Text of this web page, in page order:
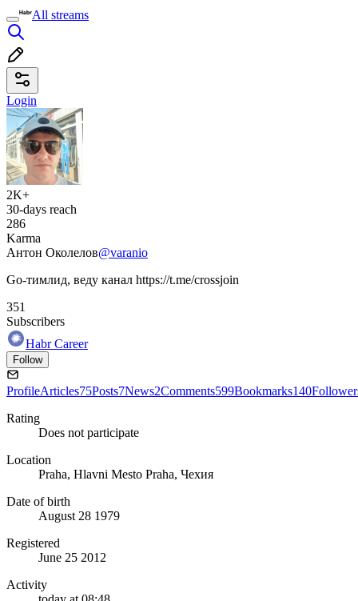
All streams
Login
2K+
30-days reach
286
Karma
Антон Околелов@varanio
Go-тимлид, веду канал https://t.me/crossjoin
351
Subscribers
Habr Career
Follow
ProfileArticles75Posts7News2Comments599Bookmarks140
Rating
Does not participate
Location
Praha, Hlavni Mesto Praha, Чехия
Date of birth
August 28 1979
Registered
June 25 2012
Activity